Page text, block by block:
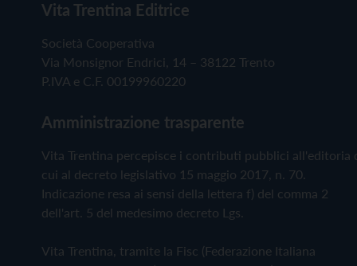
Vita Trentina Editrice
Società Cooperativa
Via Monsignor Endrici, 14 – 38122 Trento
P.IVA e C.F. 00199960220
Amministrazione trasparente
Vita Trentina percepisce i contributi pubblici all'editoria
cui al decreto legislativo 15 maggio 2017, n. 70.
Indicazione resa ai sensi della lettera f) del comma 2
dell'art. 5 del medesimo decreto Lgs.
Vita Trentina, tramite la Fisc (Federazione Italiana